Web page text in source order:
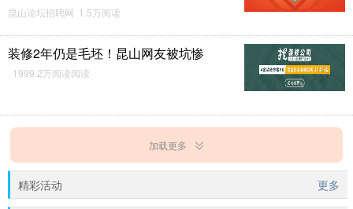
昆山论坛招聘网 1.5万阅读
装修2年仍是毛坯！昆山网友被坑惨
1999.2万阅读阅读
加载更多
精彩活动 更多